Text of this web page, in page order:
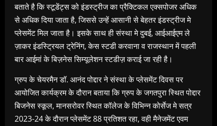
बताते है कि स्टूडेंट्स को इंडस्ट्रीज का प्रैक्टिकल एक्सपोजर अधिक
से अधिक दिया जाता है, जिससे उन्हें आसानी से बेहतर इंडस्ट्रीज मे
प्लेसमेंट मिल जाता है। इसके साथ ही संस्था मे दुबई, आईआईएम ले
ज़ाकर इंडस्ट्रियल ट्रेनिंग, केस स्टडी करवाना व राजस्थान में पहली
बार आईमां के बिज़नेस सिम्यूलेशन स्टडीज़ कराई जा रही है।
ग्रुप के चेयरमैन डॉ. आनंद पोद्दार ने संस्था के प्लेसमेंट दिवस पर
आयोजित कार्यक्रम के दौरान बताया कि ग्रुप के जगतपुरा स्थित पोद्दार
बिजनेस स्कूल, मानसरोवर स्थित कॉलेज के विभिन्न कोर्सेज मे सत्र
2023-24 के दौरान प्लेसमेंट 88 प्रतिशत रहा, वही मैनेजमेंट एवम